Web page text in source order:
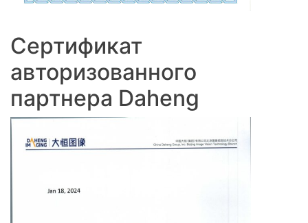
Сертификат
авторизованного
партнера Daheng